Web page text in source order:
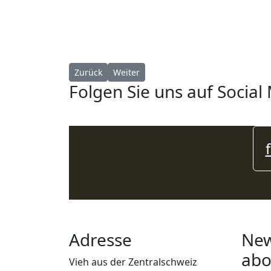
Vorheriger Beitrag: Bezirksausstellung Einsiedeln
Zurück Nächster Beitrag: Viehschau Muotathal
Weiter
Folgen Sie uns auf Social
Adresse
Vieh aus der Zentralschweiz